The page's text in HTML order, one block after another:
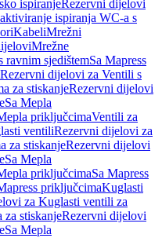
ispiranjeRezervni dijelovi
ispiranja WC-a s
KabeliMrežni
Mrežne
ravnim sjedištemSa Mapress
Rezervni dijelovi za Ventili s
za stiskanjeRezervni dijelovi
Sa Mepla
priključcimaVentili za
ventiliRezervni dijelovi za
za stiskanjeRezervni dijelovi
Sa Mepla
priključcimaSa Mapress
priključcimaKuglasti
za Kuglasti ventili za
stiskanjeRezervni dijelovi
Sa Mepla